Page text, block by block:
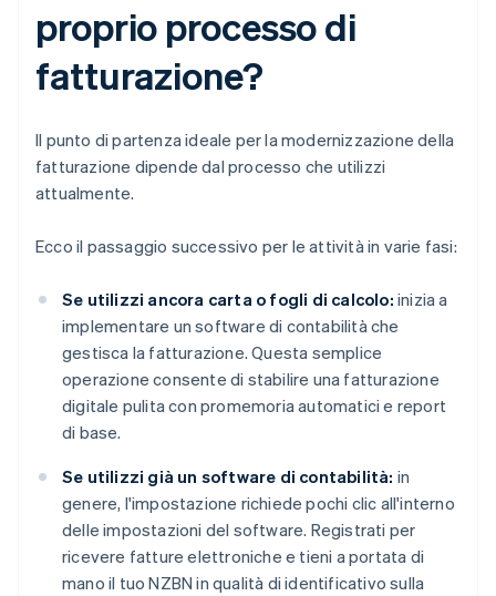
proprio processo di
fatturazione?
Il punto di partenza ideale per la modernizzazione della
fatturazione dipende dal processo che utilizzi
attualmente.
Ecco il passaggio successivo per le attività in varie fasi:
Se utilizzi ancora carta o fogli di calcolo: inizia a
implementare un software di contabilità che
gestisca la fatturazione. Questa semplice
operazione consente di stabilire una fatturazione
digitale pulita con promemoria automatici e report
di base.
Se utilizzi già un software di contabilità: in
genere, l'impostazione richiede pochi clic all'interno
delle impostazioni del software. Registrati per
ricevere fatture elettroniche e tieni a portata di
mano il tuo NZBN in qualità di identificativo sulla